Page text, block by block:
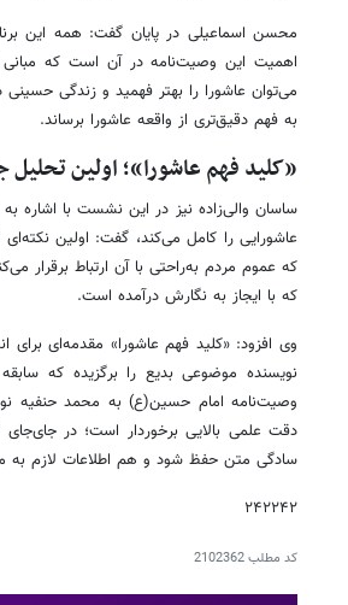
محسن اسماعیلی در پایان گفت: همه این
اهمیت این وصیت‌نامه در آن است که
می‌توان عاشورا را بهتر فهمید و زندگی
به فهم دقیق‌تری از واقعه عاشورا برساند.
«کلید فهم عاشورا»؛ اولین
ساسان والی‌زاده نیز در این نشست با اشاره
عاشورایی را کامل می‌کند، گفت: اولین
که عموم مردم به‌راحتی با آن ارتباط برقرار
که با ایجاز به نگارش درآمده است.
وی افزود: «کلید فهم عاشورا» مقدمه‌ای
نویسنده موضوعی بدیع را برگزیده که
وصیت‌نامه امام حسین(ع) به محمد حنفیه
دقت علمی بالایی برخوردار است؛ در
سادگی متن حفظ شود و هم اطلاعات لازم به
۲۴۲۲۴۲
کد مطلب2102362